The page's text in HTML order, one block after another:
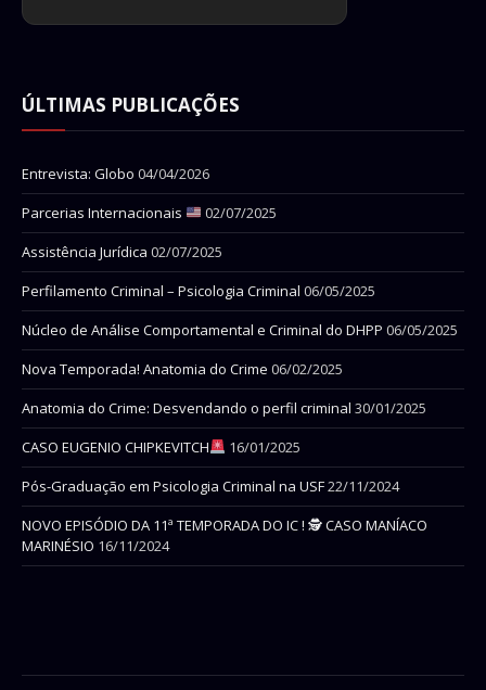
ÚLTIMAS PUBLICAÇÕES
Entrevista: Globo 04/04/2026
Parcerias Internacionais
02/07/2025
Assistência Jurídica 02/07/2025
Perfilamento Criminal – Psicologia Criminal 06/05/2025
Núcleo de Análise Comportamental e Criminal do DHPP 06/05/2025
Nova Temporada! Anatomia do Crime 06/02/2025
Anatomia do Crime: Desvendando o perfil criminal 30/01/2025
CASO EUGENIO CHIPKEVITCH
16/01/2025
Pós-Graduação em Psicologia Criminal na USF22/11/2024
NOVO EPISÓDIO DA 11ª TEMPORADA DO IC ! 🕵 CASO MANÍACO
MARINÉSIO 16/11/2024